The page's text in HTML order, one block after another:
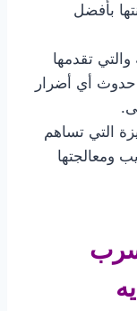
بأفضل
تقدمها
أي أضرار
التي تساهم
ومعالجتها